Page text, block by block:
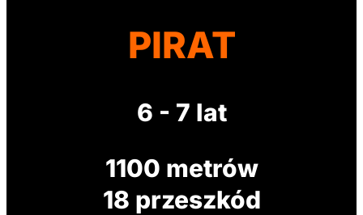
PIRAT
6 - 7 lat
1100 metrów
18 przeszkód